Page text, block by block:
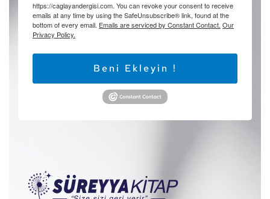
https://caglayandergisi.com. You can revoke your consent to receive
emails at any time by using the SafeUnsubscribe® link, found at the
bottom of every email. Emails are serviced by Constant Contact. Our
Privacy Policy.
Beni Ekleyin !